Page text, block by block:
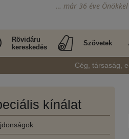
… már 36 éve Önökkel
Rövidáru
kereskedés
Szövetek
Cég, társaság,
kínálat